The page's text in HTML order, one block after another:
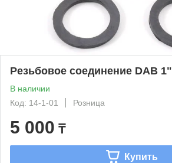
Резьбовое соединение DAB 1"
В наличии
Код: 14-1-01
Розница
5 000 ₸
Купить